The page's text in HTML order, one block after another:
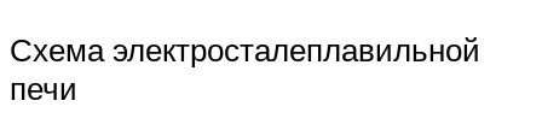
Схема электросталеплавильной
печи